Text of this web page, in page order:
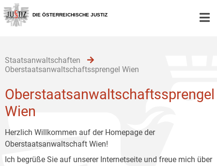
Zur
Hauptnavigation
[1]
Zum
Inhalt
[2]
Zum
Untermenü
[3]
DIE ÖSTERREICHISCHE JUSTIZ
Staatsanwaltschaften
Oberstaatsanwaltschaftssprengel Wien
Oberstaatsanwaltschaftssprengel
Wien
Herzlich Willkommen auf der Homepage der
Oberstaatsanwaltschaft Wien!
Ich begrüße Sie auf unserer Internetseite und freue mich über